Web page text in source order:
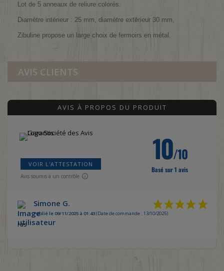
Lot de 5 anneaux de reliure colorés.
Diamètre intérieur : 25 mm, diamètre extérieur 30 mm,
Zibuline propose un large choix de fermoirs en métal.
AVIS CLIENTS
AVIS À PROPOS DU PRODUIT
VOIR L'ATTESTATION
Avis soumis à un contrôle
10/10
Basé sur 1 avis
Simone G.
Publié le 09/11/2025 à 01:43(Date de commande : 13/10/2025)
ras